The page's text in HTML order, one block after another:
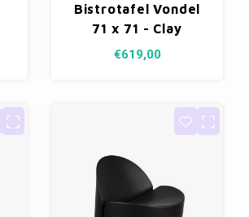
Bistrotafel Vondel
71 x 71 - Clay
€619,00